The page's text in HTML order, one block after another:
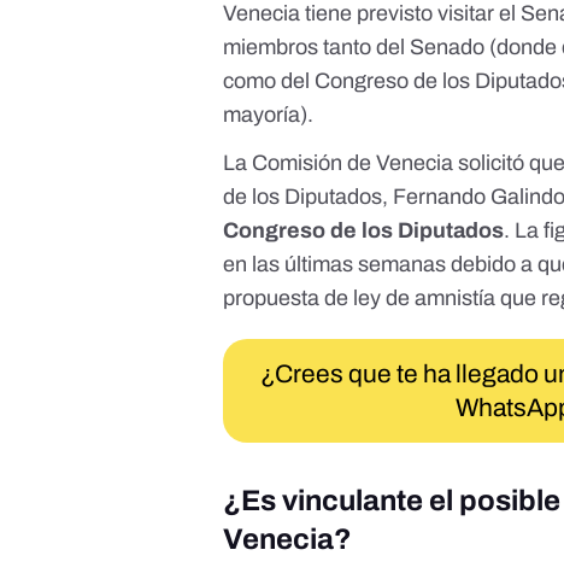
Venecia tiene previsto visitar el
miembros tanto del Senado
como del Congreso de los
mayoría).
La Comisión de Venecia solicitó
de los Diputados, Fernando
Congreso de los Diputados. La
en las últimas semanas debido a
propuesta de ley de amnistía que
¿Crees que te ha llegado
¿Es vinculante el
Venecia?